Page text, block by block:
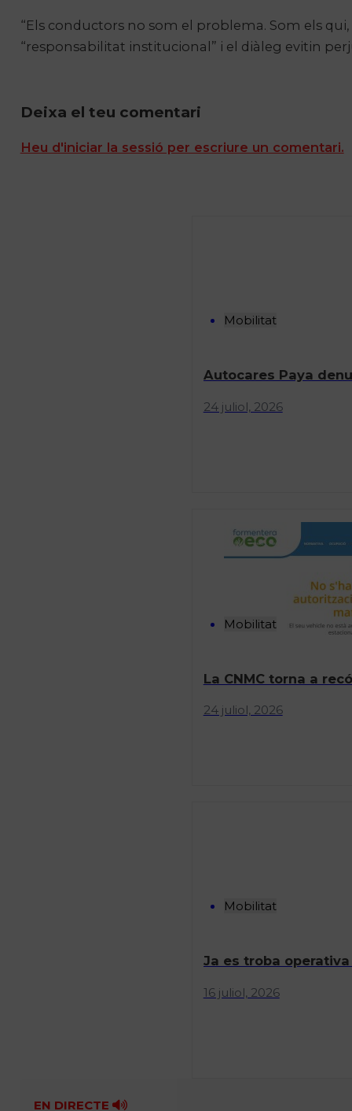
“Els conductors no som el problema. Som els
“responsabilitat institucional” i el diàleg evitin
Deixa el teu comentari
Heu d'iniciar la sessió per escriure un comentari.
Mobilitat
Autocares Paya
24 juliol, 2026
Mobilitat
La CNMC torna a
24 juliol, 2026
Mobilitat
Ja es troba
16 juliol, 2026
EN DIRECTE